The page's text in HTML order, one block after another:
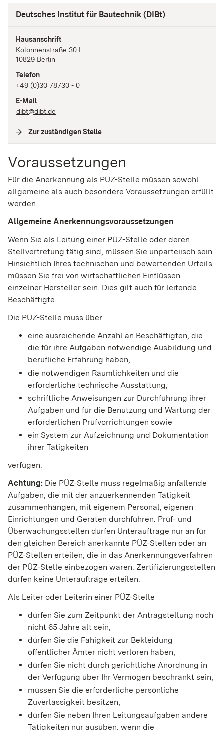
Deutsches Institut für Bautechnik (DIBt)
Hausanschrift
Kolonnenstraße 30 L
10829 Berlin
Telefon
+49 (0)30 78730 - 0
E-Mail
dibt@dibt.de
Zur zuständigen Stelle
Voraussetzungen
Für die Anerkennung als PÜZ-Stelle müssen sowohl
allgemeine als auch besondere Voraussetzungen erfüllt
werden.
Allgemeine Anerkennungsvoraussetzungen
Wenn Sie als Leitung einer PÜZ-Stelle oder deren
Stellvertretung tätig sind, müssen Sie unparteiisch sein.
Hinsichtlich Ihres technischen und bewertenden Urteils
müssen Sie frei von wirtschaftlichen Einflüssen
einzelner Hersteller sein. Dies gilt auch für leitende
Beschäftigte.
Die PÜZ-Stelle muss über
eine ausreichende Anzahl an Beschäftigten, die
die für ihre Aufgaben notwendige Ausbildung und
berufliche Erfahrung haben,
die notwendigen Räumlichkeiten und die
erforderliche technische Ausstattung,
schriftliche Anweisungen zur Durchführung ihrer
Aufgaben und für die Benutzung und Wartung der
erforderlichen Prüfvorrichtungen sowie
ein System zur Aufzeichnung und Dokumentation
ihrer Tätigkeiten
verfügen.
Achtung: Die PÜZ-Stelle muss regelmäßig anfallende
Aufgaben, die mit der anzuerkennenden Tätigkeit
zusammenhängen, mit eigenem Personal, eigenen
Einrichtungen und Geräten durchführen. Prüf- und
Überwachungsstellen dürfen Unteraufträge nur an für
den gleichen Bereich anerkannte PÜZ-Stellen oder an
PÜZ-Stellen erteilen, die in das Anerkennungsverfahren
der PÜZ-Stelle einbezogen waren. Zertifizierungsstellen
dürfen keine Unteraufträge erteilen.
Als Leiter oder Leiterin einer PÜZ-Stelle
dürfen Sie zum Zeitpunkt der Antragstellung noch
nicht 65 Jahre alt sein,
dürfen Sie die Fähigkeit zur Bekleidung
öffentlicher Ämter nicht verloren haben,
dürfen Sie nicht durch gerichtliche Anordnung in
der Verfügung über Ihr Vermögen beschränkt sein,
müssen Sie die erforderliche persönliche
Zuverlässigkeit besitzen,
dürfen Sie neben Ihren Leitungsaufgaben andere
Tätigkeiten nur ausüben, wenn die